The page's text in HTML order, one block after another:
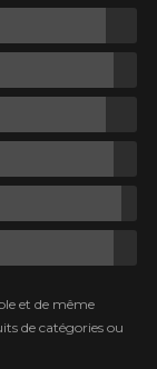
et de même
de catégories ou
le